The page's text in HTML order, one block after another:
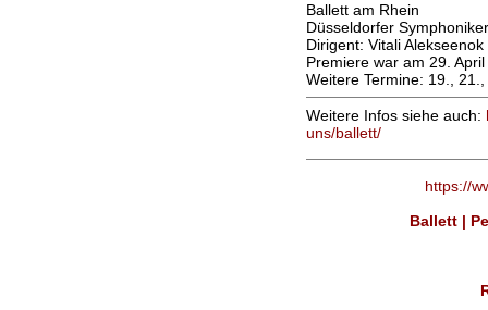
Ballett am Rhein
Düsseldorfer Symphoniker
Dirigent: Vitali Alekseenok
Premiere war am 29.
Weitere Termine: 19.,
Weitere Infos siehe auch:
uns/ballett/
https://
Ballett |